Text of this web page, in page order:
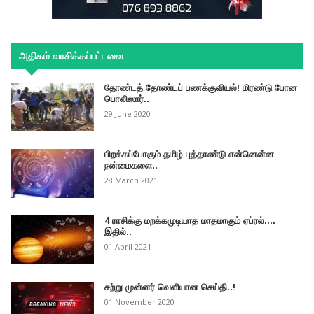
அதிகம் வாசிக்கப்பட்டவை
தோண்டத் தோண்டப் பணக்குவியல்! மிரண்டு போன
பொலிஸார்..
29 June 2020
பிறக்கப்போகும் தமிழ் புத்தாண்டு என்னென்ன
நன்மைகளை..
28 March 2021
4 ராசிக்கு மறக்கமுடியாத மாதமாகும் ஏப்ரல்....
இதில்..
01 April 2021
சற்று முன்னர் வெளியான செய்தி..!
01 November 2020